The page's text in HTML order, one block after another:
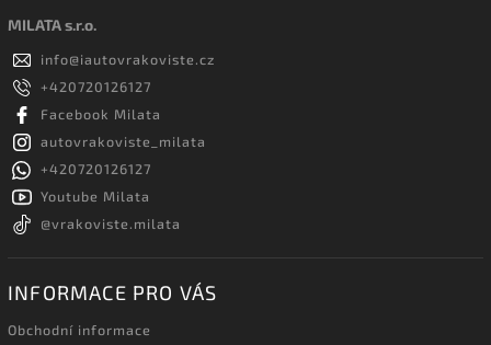
MILATA s.r.o.
info@iautovrakoviste.cz
+420720126127
Facebook Milata
autovrakoviste_milata
+420720126127
Youtube Milata
@vrakoviste.milata
INFORMACE PRO VÁS
Obchodní informace